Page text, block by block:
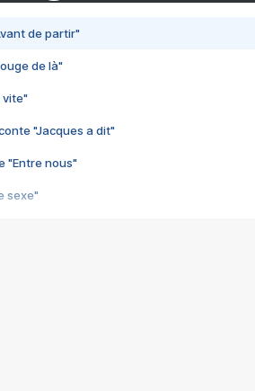
de partir"
de là"
vite"
"Jacques a dit"
"Entre nous"
sexe"